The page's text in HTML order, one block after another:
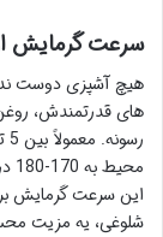
سرعت گرمایش
های قدرتمندش،
این سرعت گرمایش
شلوغی، یه مزیت